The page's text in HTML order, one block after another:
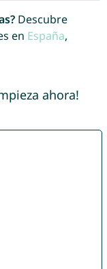
Descubre
en España,
ahora!